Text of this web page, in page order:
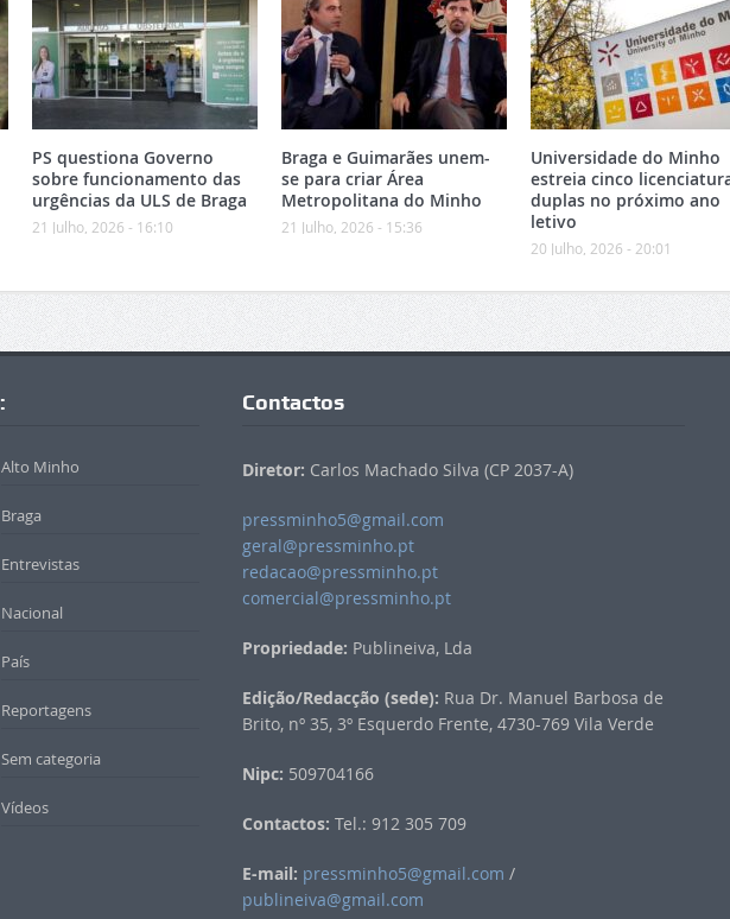
PS questiona Governo
sobre funcionamento das
urgências da ULS de Braga
21 Julho, 2026 - 16:10
Braga e Guimarães unem-
se para criar Área
Metropolitana do Minho
21 Julho, 2026 - 15:36
Universidade do Minho
estreia cinco
duplas no próximo ano
letivo
20 Julho, 2026 - 20:01
Alto Minho
Braga
Entrevistas
Nacional
País
Reportagens
Sem categoria
Vídeos
Contactos
Diretor: Carlos Machado Silva (CP 2037-A)
pressminho5@gmail.com
geral@pressminho.pt
redacao@pressminho.pt
comercial@pressminho.pt
Propriedade: Publineiva, Lda
Edição/Redacção (sede): Rua Dr. Manuel Barbosa de
Brito, nº 35, 3º Esquerdo Frente, 4730-769 Vila Verde
Nipc: 509704166
Contactos: Tel.: 912 305 709
E-mail: pressminho5@gmail.com /
publineiva@gmail.com